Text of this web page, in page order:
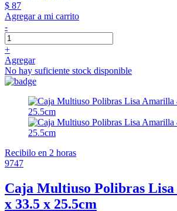
$ 87
Agregar a mi carrito
-
+
Agregar
No hay suficiente stock disponible
Recibilo en 2 horas
9747
Caja Multiuso Polibras
x 33.5 x 25.5cm